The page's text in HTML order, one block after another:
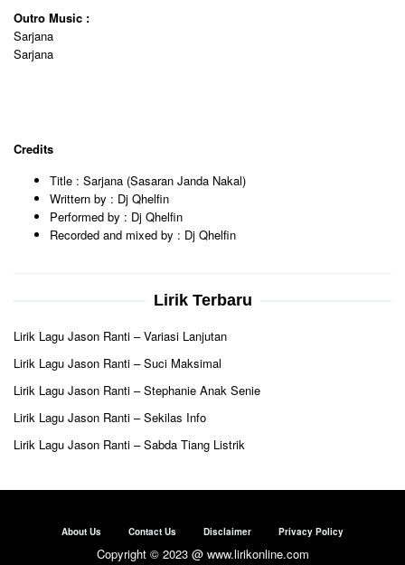
Outro Music :
Sarjana
Sarjana
Credits
Title : Sarjana (Sasaran Janda Nakal)
Writtern by : Dj Qhelfin
Performed by : Dj Qhelfin
Recorded and mixed by : Dj Qhelfin
Lirik Terbaru
Lirik Lagu Jason Ranti – Variasi Lanjutan
Lirik Lagu Jason Ranti – Suci Maksimal
Lirik Lagu Jason Ranti – Stephanie Anak Senie
Lirik Lagu Jason Ranti – Sekilas Info
Lirik Lagu Jason Ranti – Sabda Tiang Listrik
About Us Contact Us Disclaimer Privacy Policy
Copyright © 2023 @ www.lirikonline.com